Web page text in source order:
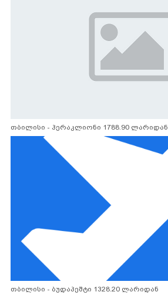
თბილისი - ჰერაკლიონი 1788.90 ლარიდან
თბილისი - ბუდაპეშტი 1328.20 ლარიდან